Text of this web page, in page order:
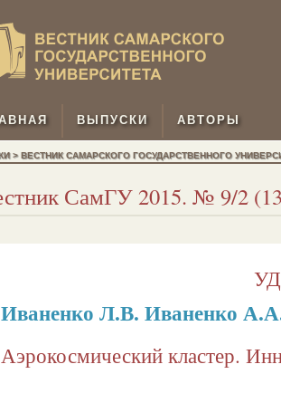
ВЫПУСКИ АВТОРЫ
> ВЕСТНИК САМАРСКОГО ГОСУДАРСТВЕННОГО
СамГУ 2015. № 9/2
Иваненко Л.В.Иваненко
Аэрокосмический кластер.